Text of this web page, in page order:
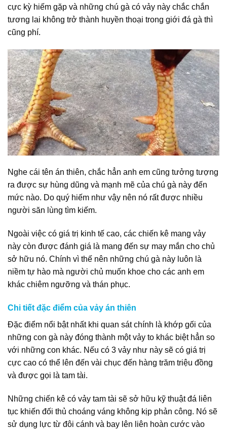
cực kỳ hiếm gặp và những chú gà có vảy này chắc chắn
tương lai không trở thành huyền thoại trong giới đá gà thì
cũng phí.
Nghe cái tên án thiên, chắc hẳn anh em cũng tưởng tượng
ra được sự hùng dũng và mạnh mẽ của chú gà này đến
mức nào. Do quý hiếm như vậy nên nó rất được nhiều
người săn lùng tìm kiếm.
Ngoài việc có giá trị kinh tế cao, các chiến kê mang vảy
này còn được đánh giá là mang đến sự may mắn cho chủ
sở hữu nó. Chính vì thế nên những chú gà này luôn là
niềm tự hào mà người chủ muốn khoe cho các anh em
khác chiêm ngưỡng và thán phục.
Chi tiết đặc điểm của vảy án thiên
Đặc điểm nổi bật nhất khi quan sát chính là khớp gối của
những con gà này đóng thành một vảy to khác biệt hẳn so
với những con khác. Nếu có 3 vảy như này sẽ có giá trị
cực cao có thể lên đến vài chục đến hàng trăm triệu đồng
và được gọi là tam tài.
Những chiến kê có vảy tam tài sẽ sở hữu kỹ thuật đá liên
tục khiến đối thủ choáng váng không kịp phản công. Nó sẽ
sử dụng lực từ đôi cánh và bay lên liên hoàn cước vào